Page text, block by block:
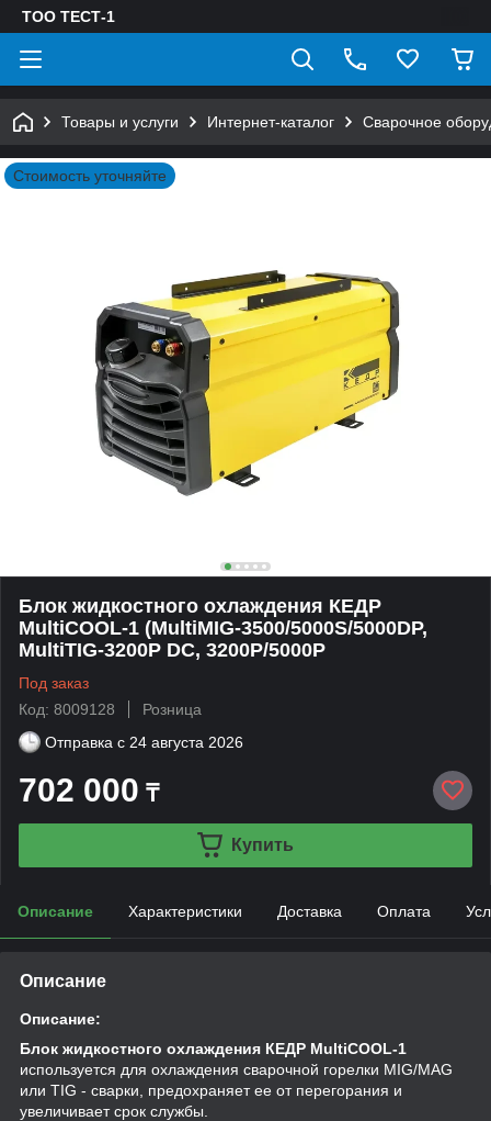
ТОО ТЕСТ-1
Товары и услуги Интернет-каталог Сварочное
Стоимость уточняйте
Блок жидкостного охлаждения КЕДР
MultiCOOL-1 (MultiMIG-3500/5000S/5000DP,
MultiTIG-3200P DC, 3200P/5000P
Под заказ
Код: 8009128
Розница
Отправка с 24 августа 2026
702 000 ₸
Купить
Описание Характеристики Доставка Оплата
Описание
Описание:
Блок жидкостного охлаждения КЕДР MultiCOOL-1
используется для охлаждения сварочной горелки MIG/MAG
или TIG - сварки, предохраняет ее от перегорания и
увеличивает срок службы.